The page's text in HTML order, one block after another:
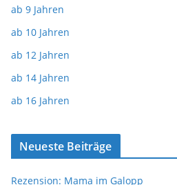
ab 9 Jahren
ab 10 Jahren
ab 12 Jahren
ab 14 Jahren
ab 16 Jahren
Neueste Beiträge
Rezension: Mama im Galopp